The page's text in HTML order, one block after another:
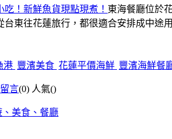
！新鮮魚貨現點現煮！ 東海餐廳位於
台東往花蓮旅行，都很適合安排成中途
港 豐濱美食 花蓮平價海鮮 豐濱海鮮餐
留言(0) 人氣()
美食、餐廳